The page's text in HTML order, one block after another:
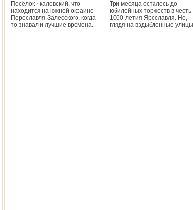
Посёлок Чкаловский, что
находится на южной окраине
Переславля-Залесского, когда-
то знавал и лучшие времена.
Три месяца осталось до
юбилейных торжеств в честь
1000-летия Ярославля. Но,
глядя на вздыбленные улицы